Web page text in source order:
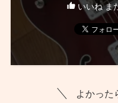
いいね ま
よかった